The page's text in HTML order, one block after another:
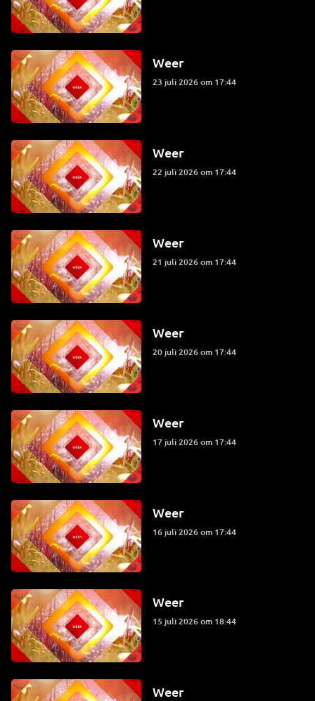
Weer
23 juli 2026 om 17:44
Weer
22 juli 2026 om 17:44
Weer
21 juli 2026 om 17:44
Weer
20 juli 2026 om 17:44
Weer
17 juli 2026 om 17:44
Weer
16 juli 2026 om 17:44
Weer
15 juli 2026 om 18:44
Weer